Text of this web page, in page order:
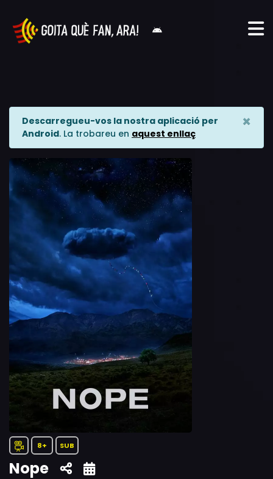
Descarregueu-vos la nostra aplicació per
Android. La trobareu en aquest enllaç
×
8+ SUB
Nope